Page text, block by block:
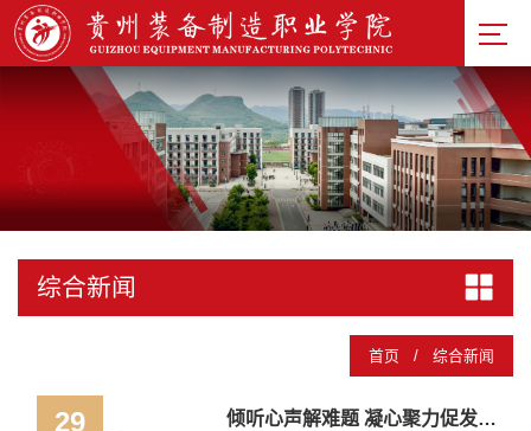
综合新闻
首页 / 综合新闻
29 倾听心声解难题 凝心聚力促发展——我校召开“一站式”新青年学生社区“院长面对面”学生代表座谈会